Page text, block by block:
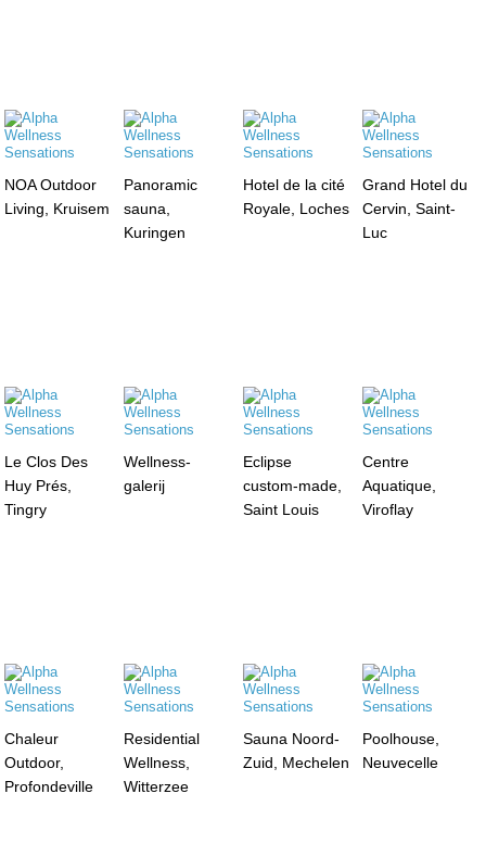
NOA Outdoor
Living, Kruisem
Panoramic
sauna,
Kuringen
Hotel de la cité
Royale, Loches
Grand Hotel du
Cervin, Saint-
Luc
Le Clos Des
Huy Prés,
Tingry
Wellness-
galerij
Eclipse
custom-made,
Saint Louis
Centre
Aquatique,
Viroflay
Chaleur
Outdoor,
Profondeville
Residential
Wellness,
Witterzee
Sauna Noord-
Zuid, Mechelen
Poolhouse,
Neuvecelle